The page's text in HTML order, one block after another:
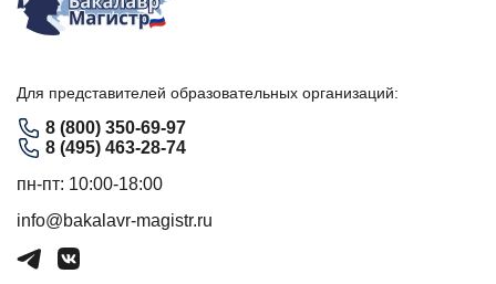
Для представителей образовательных организаций:
8 (800) 350-69-97
8 (495) 463-28-74
пн-пт: 10:00-18:00
info@bakalavr-magistr.ru